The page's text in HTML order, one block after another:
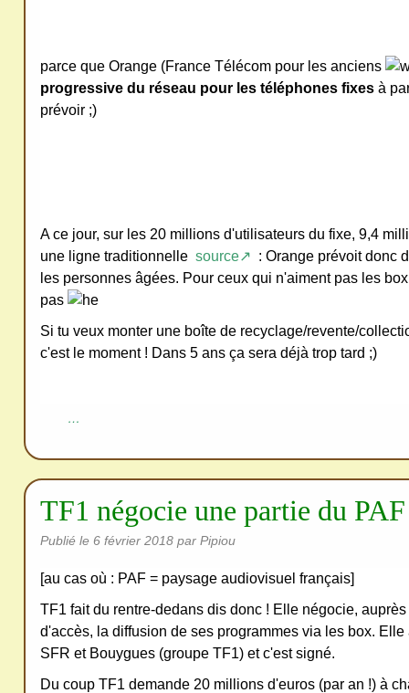
parce que Orange (France Télécom pour les anciens
progressive du réseau pour les téléphones fixes à
prévoir ;)
A ce jour, sur les 20 millions d'utilisateurs du fixe, 9,4
une ligne traditionnelle source↗ : Orange prévoit donc
les personnes âgées. Pour ceux qui n'aiment pas les
pas
Si tu veux monter une boîte de recyclage/revente/
c'est le moment ! Dans 5 ans ça sera déjà trop tard ;)
…
TF1 négocie une partie du
Publié le 6 février 2018 par Pipiou
[au cas où : PAF = paysage audiovisuel français]
TF1 fait du rentre-dedans dis donc ! Elle négocie,
d'accès, la diffusion de ses programmes via les box.
SFR et Bouygues (groupe TF1) et c'est signé.
Du coup TF1 demande 20 millions d'euros (par an !) à